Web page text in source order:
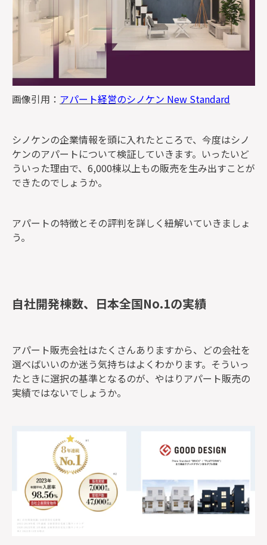
画像引用： アパート経営のシノケン New Standard
シノケンの企業情報を頭に入れたところで、今度はシノ
ケンのアパートについて検証していきます。いったいど
ういった理由で、6,000棟以上もの販売を生み出すことが
できたのでしょうか。
アパートの特徴とその評判を詳しく紐解いていきましょ
う。
自社開発棟数、日本全国No.1の実績
アパート販売会社はたくさんありますから、どの会社を
選べばいいのか迷う気持ちはよくわかります。そういっ
たときに選択の基準となるのが、やはりアパート販売の
実績ではないでしょうか。